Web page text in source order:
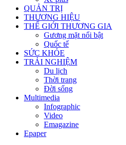
QUẢN TRỊ
THƯƠNG HIỆU
THẾ GIỚI THƯƠNG GIA
Gương mặt nổi bật
Quốc tế
SỨC KHỎE
TRẢI NGHIỆM
Du lịch
Thời trang
Đời sống
Multimedia
Infographic
Video
Emagazine
Epaper